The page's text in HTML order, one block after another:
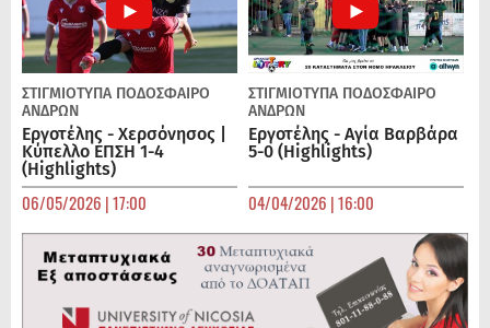
ΣΤΙΓΜΙΟΤΥΠΑ ΠΟΔΌΣΦΑΙΡΟ
ΑΝΔΡΏΝ
Εργοτέλης - Χερσόνησος |
Κύπελλο ΕΠΣΗ 1-4
(Highlights)
06/05/2026 | 17:00
ΣΤΙΓΜΙΟΤΥΠΑ ΠΟΔΌΣΦΑΙΡΟ
ΑΝΔΡΏΝ
Εργοτέλης - Αγία Βαρβάρα
5-0 (Highlights)
04/04/2026 | 16:00